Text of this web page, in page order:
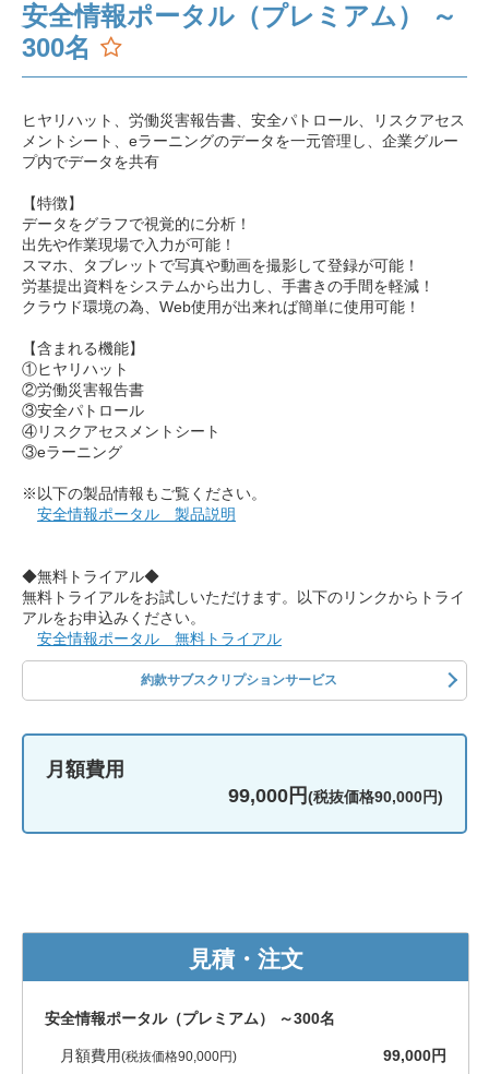
安全情報ポータル（プレミアム） ～
300名
ヒヤリハット、労働災害報告書、安全パトロール、リスクアセス
メントシート、eラーニングのデータを一元管理し、企業グルー
プ内でデータを共有
【特徴】
データをグラフで視覚的に分析！
出先や作業現場で入力が可能！
スマホ、タブレットで写真や動画を撮影して登録が可能！
労基提出資料をシステムから出力し、手書きの手間を軽減！
クラウド環境の為、Web使用が出来れば簡単に使用可能！
【含まれる機能】
①ヒヤリハット
②労働災害報告書
③安全パトロール
④リスクアセスメントシート
③eラーニング
※以下の製品情報もご覧ください。
安全情報ポータル 製品説明
◆無料トライアル◆
無料トライアルをお試しいただけます。以下のリンクからトライ
アルをお申込みください。
安全情報ポータル 無料トライアル
約款サブスクリプションサービス
月額費用
99,000円(税抜価格90,000円)
見積・注文
安全情報ポータル（プレミアム） ～300名
月額費用(税抜価格90,000円) 99,000円